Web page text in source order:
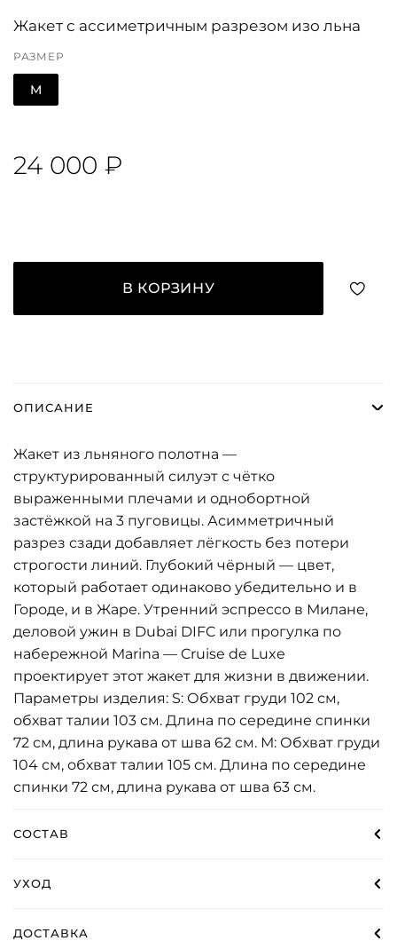
Жакет с ассиметричным разрезом изо льна
РАЗМЕР
M
24 000 ₽
В КОРЗИНУ
ОПИСАНИЕ
Жакет из льняного полотна —
структурированный силуэт с чётко
выраженными плечами и однобортной
застёжкой на 3 пуговицы. Асимметричный
разрез сзади добавляет лёгкость без потери
строгости линий. Глубокий чёрный — цвет,
который работает одинаково убедительно и в
Городе, и в Жаре. Утренний эспрессо в Милане,
деловой ужин в Dubai DIFC или прогулка по
набережной Marina — Cruise de Luxe
проектирует этот жакет для жизни в движении.
Параметры изделия: S: Обхват груди 102 см,
обхват талии 103 см. Длина по середине спинки
72 см, длина рукава от шва 62 см. М: Обхват груди
104 см, обхват талии 105 см. Длина по середине
спинки 72 см, длина рукава от шва 63 см.
СОСТАВ
УХОД
ДОСТАВКА